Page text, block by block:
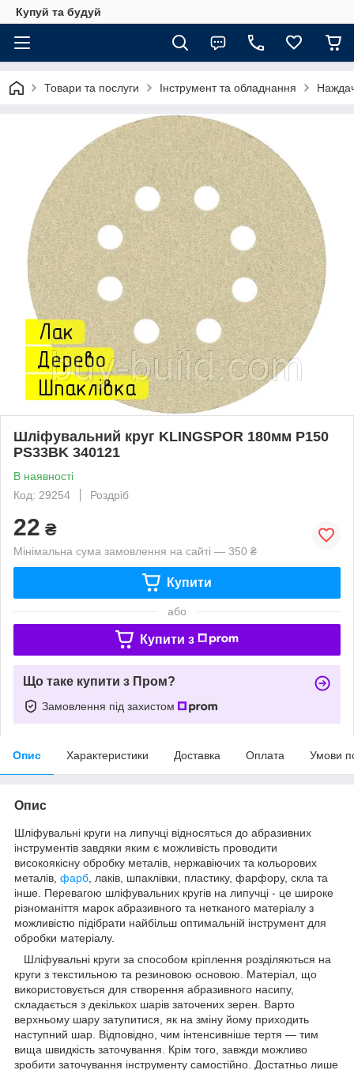
Купуй та будуй
Товари та послуги Інструмент та обладнання
Шліфувальний круг KLINGSPOR 180мм Р150
PS33BK 340121
В наявності
Код: 29254
Роздріб
22 ₴
Мінімальна сума замовлення на сайті — 350 ₴
Купити
або
Купити з
Що таке купити з Пром?
Замовлення під захистом
Опис Характеристики Доставка Оплата Умови
Опис
Шліфувальні круги на липучці відносяться до абразивних
інструментів завдяки яким є можливість проводити
високоякісну обробку металів, нержавіючих та кольорових
металів, фарб , лаків, шпаклівки, пластику, фарфору, скла та
інше. Перевагою шліфувальних кругів на липучці - це широке
різноманіття марок абразивного та нетканого матеріалу з
можливістю підібрати найбільш оптимальній інструмент для
обробки матеріалу.
Шліфувальні круги за способом кріплення розділяються на
круги з текстильною та резиновою основою. Матеріал, що
використовується для створення абразивного насипу,
складається з декількох шарів заточених зерен. Варто
верхньому шару затупитися, як на зміну йому приходить
наступний шар. Відповідно, чим інтенсивніше тертя — тим
вища швидкість заточування. Крім того, завжди можливо
зробити заточування інструменту самостійно. Достатньо лише